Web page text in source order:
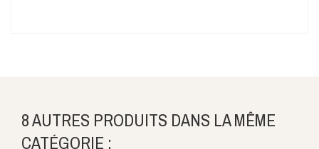
8 AUTRES PRODUITS DANS LA MÊME
CATÉGORIE :